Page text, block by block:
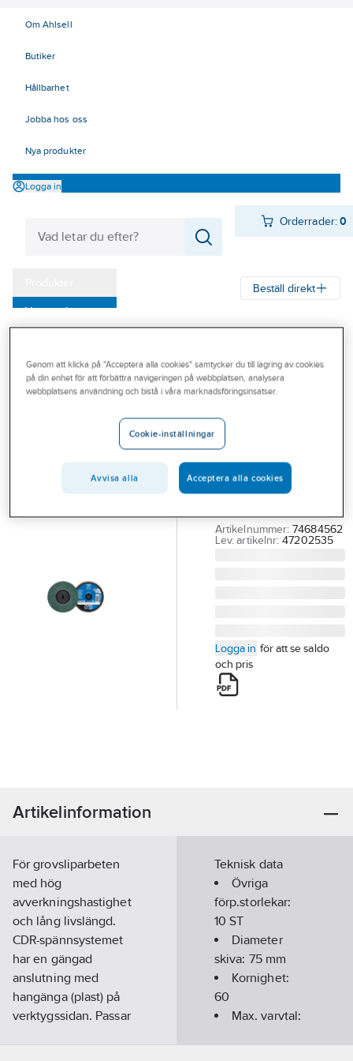
Om Ahlsell
Butiker
Hållbarhet
Jobba hos oss
Nya produkter
Logga in
Orderrader:0
Varumärken
Outlet
Branscher
Beställ direkt
PFERD
Z
MINILAMELLRONDELL
PFERD CDR CDR PFF
75 Z 60
Artikelnummer: 74684562
Lev. artikelnr: 47202535
Logga in för att se saldo
och pris
Artikelinformation
För grovsliparbeten
med hög
avverkningshastighet
och lång livslängd.
CDR-spännsystemet
har en gängad
anslutning med
hangänga (plast) på
verktygssidan. Passar
Teknisk data
Övriga
förp.storlekar:
10 ST
Diameter
skiva: 75mm
Kornighet:
60
Max. varvtal:
Genom att klicka på "Acceptera alla cookies" samtycker du till lagring av cookies
på din enhet för att förbättra navigeringen på webbplatsen, analysera
webbplatsens användning och bistå i våra marknadsföringsinsatser.
Cookie-inställningar
Avvisa alla Acceptera alla cookies